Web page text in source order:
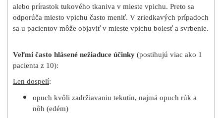
alebo prírastok tukového tkaniva v mieste vpichu. Preto sa
odporúča miesto vpichu často meniť. V zriedkavých prípadoch
sa u pacientov môže objaviť v mieste vpichu bolesť a svrbenie.
Veľmi často hlásené nežiaduce účinky (postihujú viac ako 1
pacienta z 10):
Len dospelí:
opuch kvôli zadržiavaniu tekutín, najmä opuch rúk a
nôh (edém)